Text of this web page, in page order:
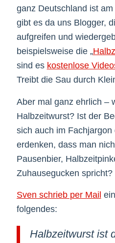
ganz Deutschland ist
gibt es da uns Blogger,
aufgreifen und
beispielsweise die „
sind es kostenlose
Treibt die Sau durch
Aber mal ganz ehrlich –
Halbzeitwurst? Ist der
sich auch im
erdenken, dass man
Pausenbier,
Zuhausegucken spricht?
Sven schrieb per Mail
folgendes:
Halbzeitwurst ist